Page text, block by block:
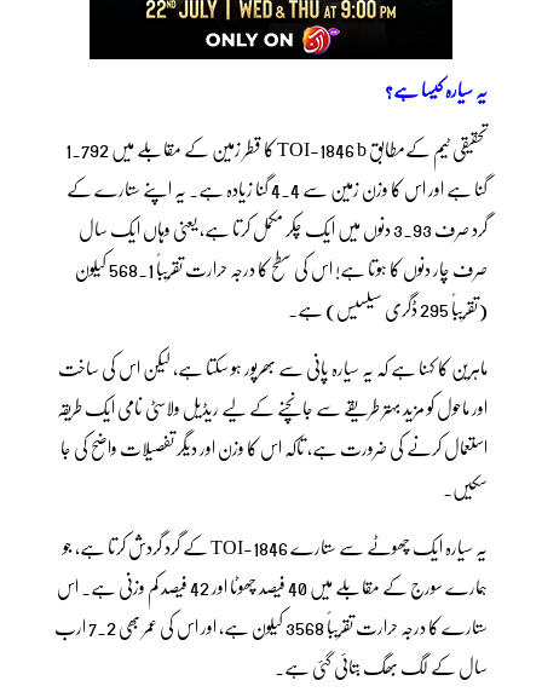
یہ سیارہ کیسا ہے؟
تحقیقی ٹیم کےمطابق TOI-1846 b کا قطر زمین کے مقابلے میں 1.792
گنا ہے اور اس کا وزن زمین سے 4.4 گنا زیادہ ہے۔ یہ اپنے ستارے کے
گرد صرف 3.93 دنوں میں ایک چکر مکمل کرتا ہے، یعنی وہاں ایک سال
صرف چار دنوں کا ہوتا ہے! اس کی سطح کا درجہ حرارت تقریباً 568.1 کیلون
(تقریباً 295 ڈگری سیلسیس) ہے۔
ماہرین کا کہنا ہے کہ یہ سیارہ پانی سے بھرپور ہو سکتا ہے، لیکن اس کی ساخت
اور ماحول کو مزید بہتر طریقے سے جانچنے کے لیے ریڈیل ولاسٹی نامی ایک طریقہ
استعمال کرنے کی ضرورت ہے، تاکہ اس کا وزن اور دیگر تفصیلات واضح کی جا
سکیں۔
یہ سیارہ ایک چھوٹے سے ستارے TOI-1846 کے گرد گردش کرتا ہے، جو
ہمارے سورج کے مقابلے میں 40 فیصد چھوٹا اور 42 فیصد کم وزنی ہے۔ اس
ستارے کا درجہ حرارت تقریباً 3568 کیلون ہے، اور اس کی عمر بھی 7.2 ارب
سال کے لگ بھگ بتائی گئی ہے۔